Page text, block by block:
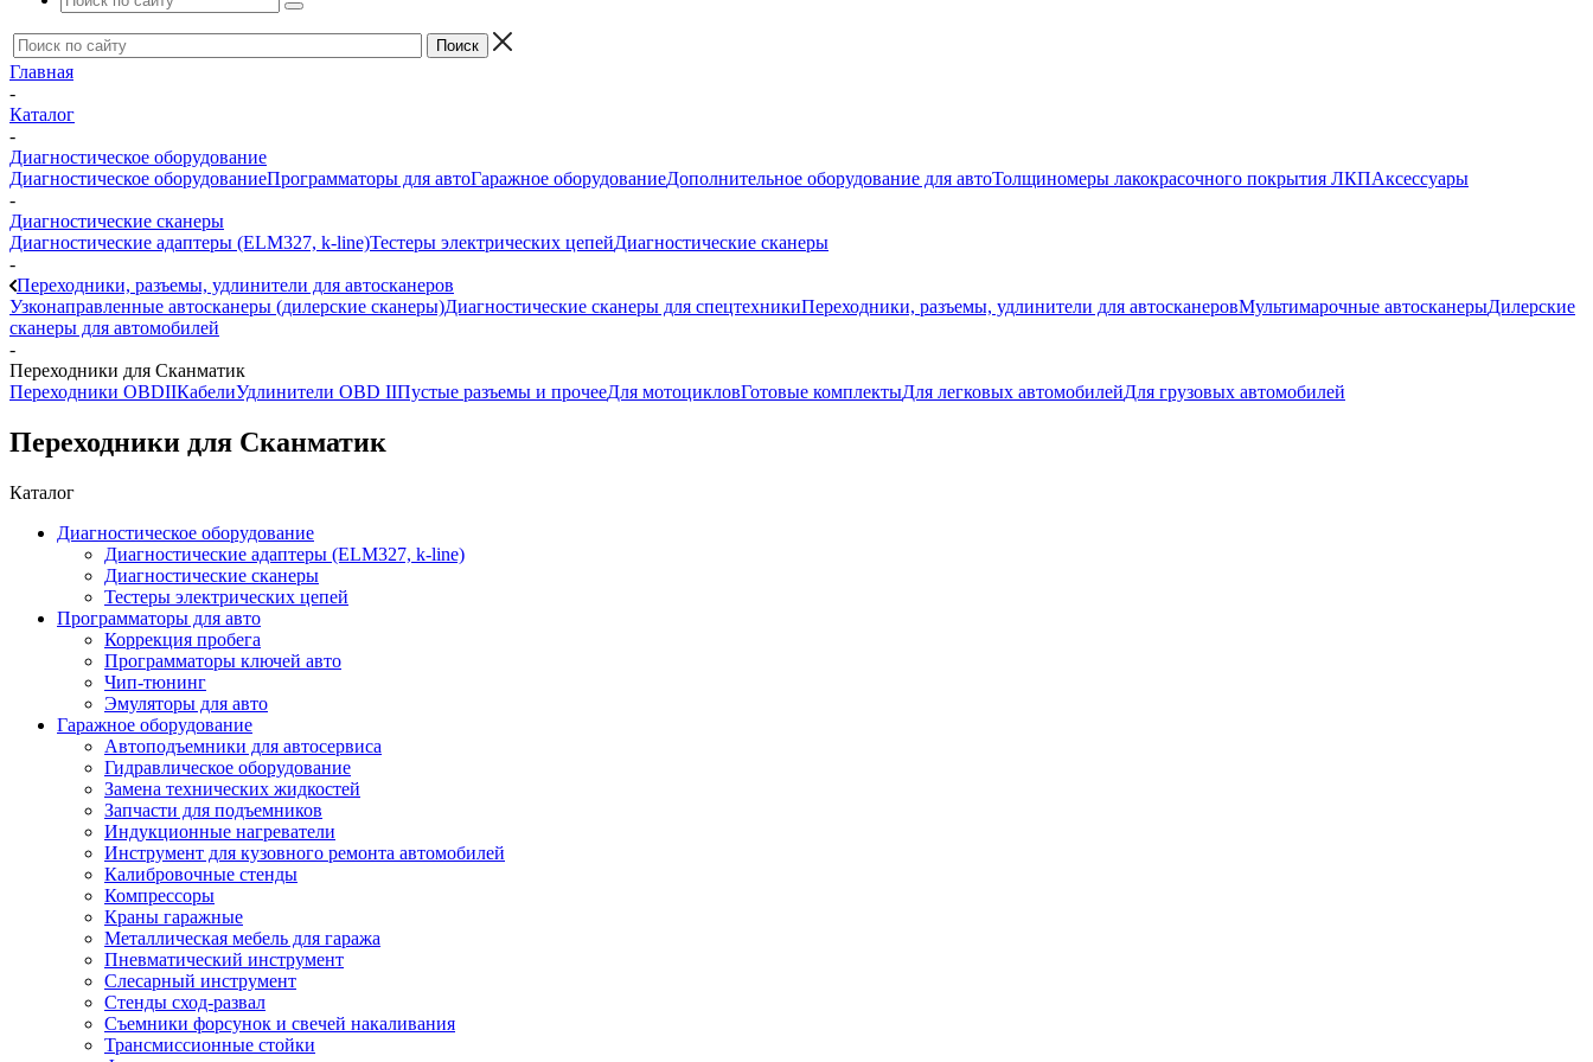
Главная
-
Каталог
-
Диагностическое оборудование
Диагностическое оборудованиеПрограмматоры для автоГаражное оборудованиеДополнительное оборудование для автоТолщиномеры лакокрасочного покрытия ЛКПАксессуары
-
Диагностические сканеры
Диагностические адаптеры (ELM327, k-line)Тестеры электрических цепейДиагностические сканеры
-
Переходники, разъемы, удлинители для автосканеров
Узконаправленные автосканеры (дилерские сканеры)Диагностические сканеры для спецтехникиПереходники, разъемы, удлинители для автосканеровМультимарочные автосканерыДилерские
сканеры для автомобилей
-
Переходники для Сканматик
Переходники OBDIIКабелиУдлинители OBD IIПустые разъемы и прочееДля мотоцикловГотовые комплектыДля легковых автомобилейДля грузовых автомобилей
Переходники для Сканматик
Каталог
Диагностическое оборудование
Диагностические адаптеры (ELM327, k-line)
Диагностические сканеры
Тестеры электрических цепей
Программаторы для авто
Коррекция пробега
Программаторы ключей авто
Чип-тюнинг
Эмуляторы для авто
Гаражное оборудование
Автоподъемники для автосервиса
Гидравлическое оборудование
Замена технических жидкостей
Запчасти для подъемников
Индукционные нагреватели
Инструмент для кузовного ремонта автомобилей
Калибровочные стенды
Компрессоры
Краны гаражные
Металлическая мебель для гаража
Пневматический инструмент
Слесарный инструмент
Стенды сход-развал
Съемники форсунок и свечей накаливания
Трансмиссионные стойки